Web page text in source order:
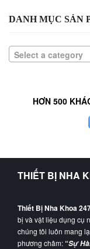
DANH MỤC SẢN
Select a category
HƠN 500
THIẾT BỊ NHA
Thiết Bị Nha Khoa
bị và vật liệu dụng cụ
chúng tôi luôn mang
phương châm:“Sự